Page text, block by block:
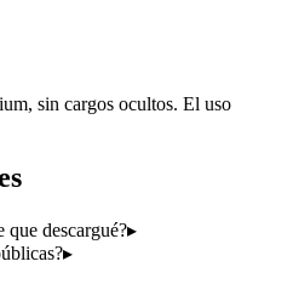
sin cargos ocultos. El uso
descargué?▸
▸